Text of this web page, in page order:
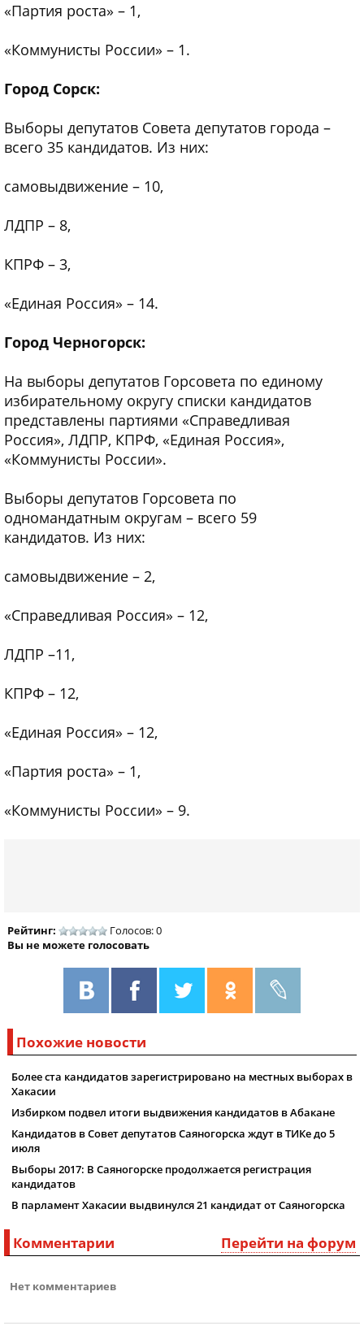
«Партия роста» – 1,
«Коммунисты России» – 1.
Город Сорск:
Выборы депутатов Совета депутатов города –
всего 35 кандидатов. Из них:
самовыдвижение – 10,
ЛДПР – 8,
КПРФ – 3,
«Единая Россия» – 14.
Город Черногорск:
На выборы депутатов Горсовета по единому
избирательному округу списки кандидатов
представлены партиями «Справедливая
Россия», ЛДПР, КПРФ, «Единая Россия»,
«Коммунисты России».
Выборы депутатов Горсовета по
одномандатным округам – всего 59
кандидатов. Из них:
самовыдвижение – 2,
«Справедливая Россия» – 12,
ЛДПР –11,
КПРФ – 12,
«Единая Россия» – 12,
«Партия роста» – 1,
«Коммунисты России» – 9.
Рейтинг:
Голосов: 0
Вы не можете голосовать
Похожие новости
Более ста кандидатов зарегистрировано на местных выборах в
Хакасии
Избирком подвел итоги выдвижения кандидатов в Абакане
Кандидатов в Совет депутатов Саяногорска ждут в ТИКе до 5
июля
Выборы 2017: В Саяногорске продолжается регистрация
кандидатов
В парламент Хакасии выдвинулся 21 кандидат от Саяногорска
Перейти на форум
Комментарии
Нет комментариев